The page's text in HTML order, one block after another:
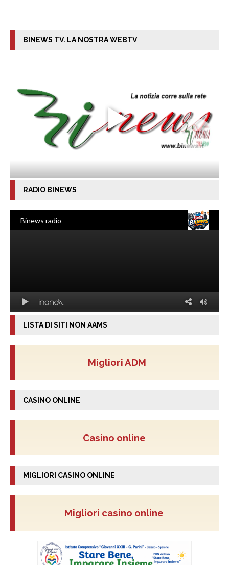
BINEWS TV. LA NOSTRA WEBTV
RADIO BINEWS
LISTA DI SITI NON AAMS
Migliori ADM
CASINO ONLINE
Casino online
MIGLIORI CASINO ONLINE
Migliori casino online